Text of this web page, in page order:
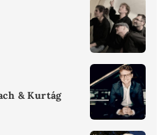
& Kurtág